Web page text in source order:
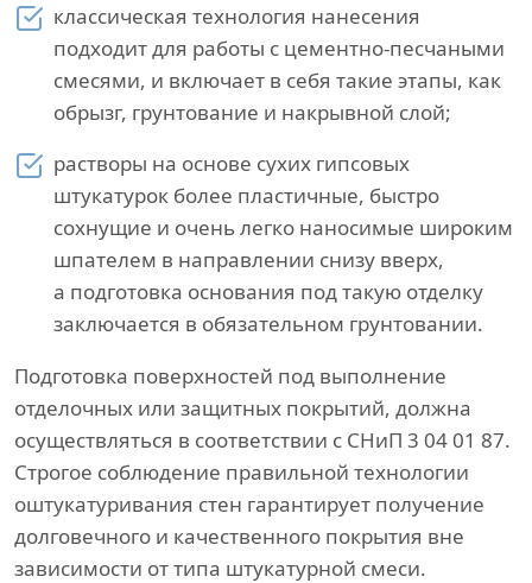
классическая технология нанесения
подходит для работы с цементно-песчаными
смесями, и включает в себя такие этапы, как
обрызг, грунтование и накрывной слой;
растворы на основе сухих гипсовых
штукатурок более пластичные, быстро
сохнущие и очень легко наносимые широким
шпателем в направлении снизу вверх,
а подготовка основания под такую отделку
заключается в обязательном грунтовании.
Подготовка поверхностей под выполнение
отделочных или защитных покрытий, должна
осуществляться в соответствии с СНиП 3 04 01 87.
Строгое соблюдение правильной технологии
оштукатуривания стен гарантирует получение
долговечного и качественного покрытия вне
зависимости от типа штукатурной смеси.